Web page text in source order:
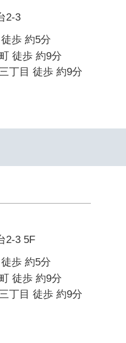
2-3
歩 約5分
徒歩 約9分
丁目 徒歩 約9分
2-3 5F
歩 約5分
徒歩 約9分
丁目 徒歩 約9分